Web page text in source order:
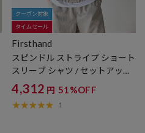
クーポン対象
タイムセール
Firsthand
スピンドル ストライプ ショート
スリーブ シャツ / セットアップ
対応
4,312 円 51%OFF
1